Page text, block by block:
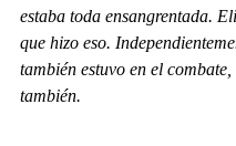
estaba toda ensangrentada.
que hizo eso.
también estuvo en el
también.